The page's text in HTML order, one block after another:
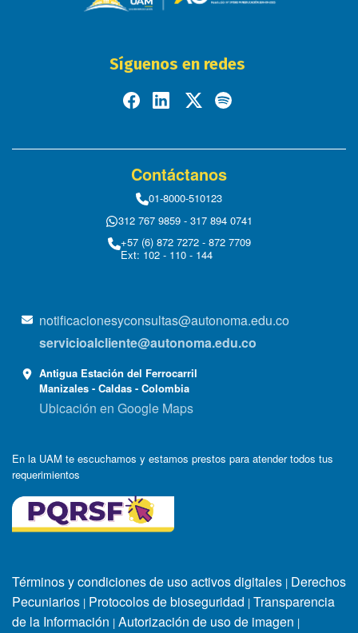
Síguenos en redes
Contáctanos
01-8000-510123
312 767 9859 - 317 894 0741
+57 (6) 872 7272 - 872 7709
Ext: 102 - 110 - 144
notificacionesyconsultas@autonoma.edu.co
servicioalcliente@autonoma.edu.co
Antigua Estación del Ferrocarril
Manizales - Caldas - Colombia
Ubicación en Google Maps
En la UAM te escuchamos y estamos prestos para atender todos tus
requerimientos
Términos y condiciones de uso activos digitales | Derechos
Pecuniarios | Protocolos de bioseguridad | Transparencia
de la Información | Autorización de uso de imagen |